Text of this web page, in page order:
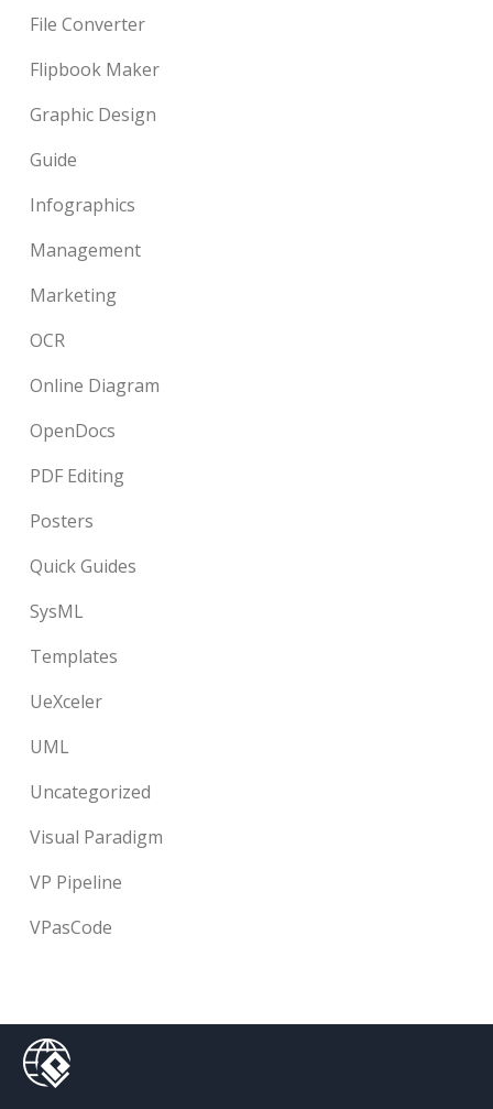
File Converter
Flipbook Maker
Graphic Design
Guide
Infographics
Management
Marketing
OCR
Online Diagram
OpenDocs
PDF Editing
Posters
Quick Guides
SysML
Templates
UeXceler
UML
Uncategorized
Visual Paradigm
VP Pipeline
VPasCode